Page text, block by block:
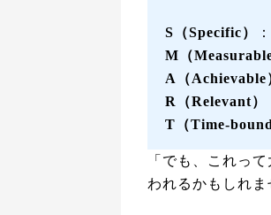
S（Specific）
M（Measurable
A（Achievable
R（Relevant）
T（Time-bound
「でも、これっ
われるかもしれま